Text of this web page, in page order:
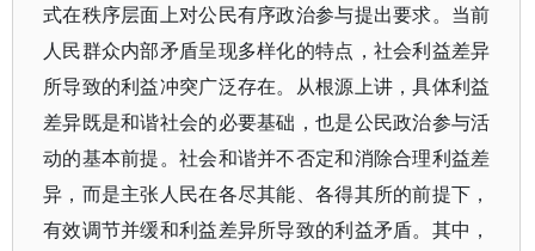
式在秩序层面上对公民有序政治参与提出要求。当前
人民群众内部矛盾呈现多样化的特点，社会利益差异
所导致的利益冲突广泛存在。从根源上讲，具体利益
差异既是和谐社会的必要基础，也是公民政治参与活
动的基本前提。社会和谐并不否定和消除合理利益差
异，而是主张人民在各尽其能、各得其所的前提下，
有效调节并缓和利益差异所导致的利益矛盾。其中，